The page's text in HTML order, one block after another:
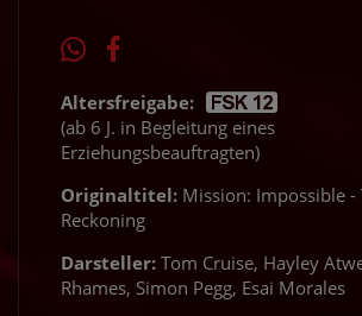
Altersfreigabe:
(ab 6 J. in Begleitung eines
Erziehungsbeauftragten)
Originaltitel: Mission: Impossible -
Reckoning
Darsteller: Tom Cruise, Hayley
Rhames, Simon Pegg, Esai Morales